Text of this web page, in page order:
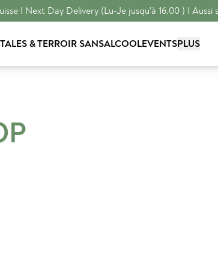
I Next Day Delivery (Lu-Je jusqu'à 16.00 ) I Aussi
TALES & TERROIR SANSALCOOLEVENTSPLUS